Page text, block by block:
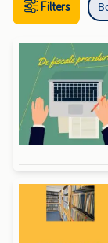
Filters